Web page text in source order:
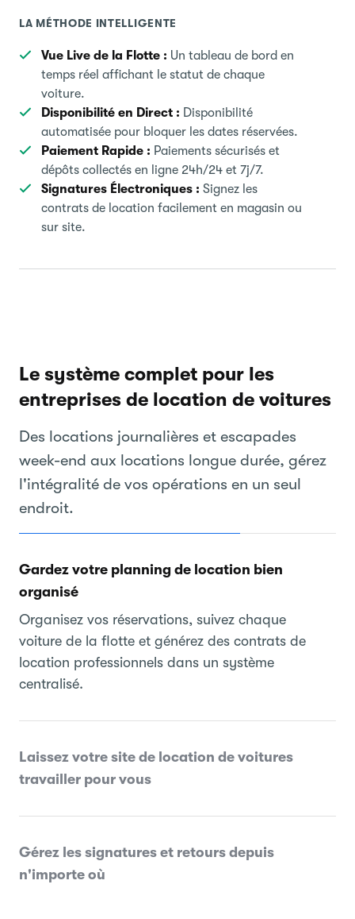
LA MÉTHODE INTELLIGENTE
Vue Live de la Flotte : Un tableau de bord en
temps réel affichant le statut de chaque
voiture.
Disponibilité en Direct : Disponibilité
automatisée pour bloquer les dates réservées.
Paiement Rapide : Paiements sécurisés et
dépôts collectés en ligne 24h/24 et 7j/7.
Signatures Électroniques : Signez les
contrats de location facilement en magasin ou
sur site.
Le système complet pour les
entreprises de location de voitures
Des locations journalières et escapades
week-end aux locations longue durée, gérez
l'intégralité de vos opérations en un seul
endroit.
Gardez votre planning de location bien
organisé
Organisez vos réservations, suivez chaque
voiture de la flotte et générez des contrats de
location professionnels dans un système
centralisé.
Laissez votre site de location de voitures
travailler pour vous
Gérez les signatures et retours depuis
n'importe où